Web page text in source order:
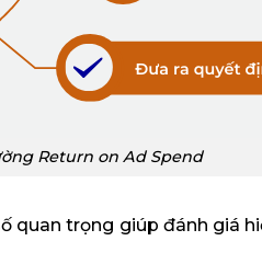
Return on Ad Spend
quan trọng giúp đánh giá